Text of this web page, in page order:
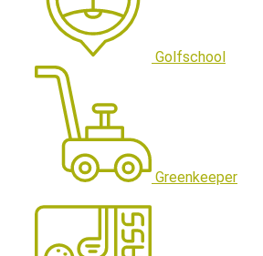
Golfschool
Greenkeeper